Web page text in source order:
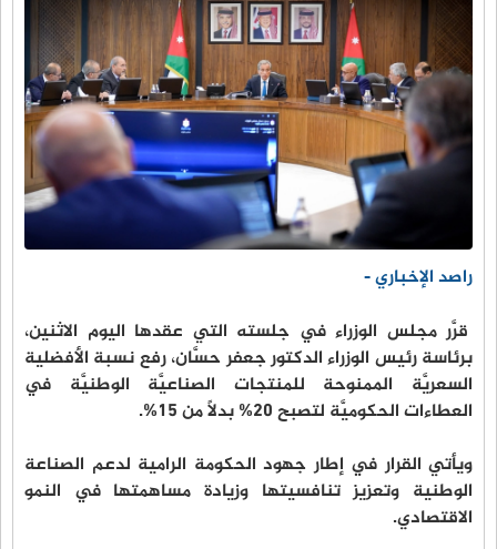
راصد الإخباري -
قرَّر مجلس الوزراء في جلسته التي عقدها اليوم الاثنين،
برئاسة رئيس الوزراء الدكتور جعفر حسَّان، رفع نسبة الأفضلية
السعريَّة الممنوحة للمنتجات الصناعيَّة الوطنيَّة في
العطاءات الحكوميَّة لتصبح 20% بدلاً من 15%.
ويأتي القرار في إطار جهود الحكومة الرامية لدعم الصناعة
الوطنية وتعزيز تنافسيتها وزيادة مساهمتها في النمو
الاقتصادي.